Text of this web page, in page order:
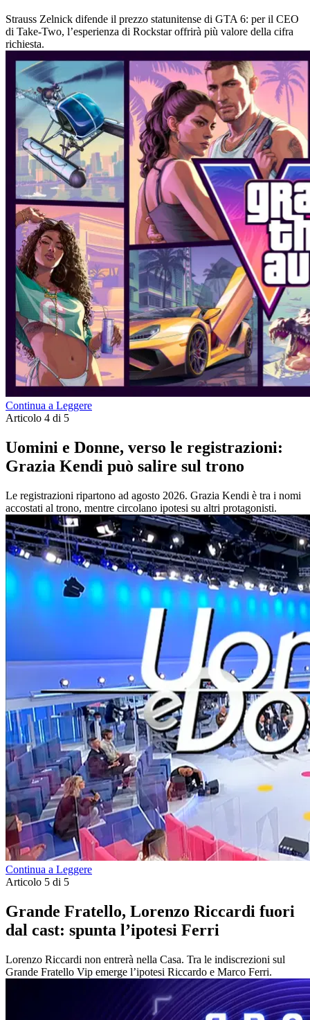
Strauss Zelnick difende il prezzo statunitense di GTA 6: per il CEO
di Take-Two, l’esperienza di Rockstar offrirà più valore della cifra
richiesta.
Continua a Leggere
Articolo 4 di 5
Uomini e Donne, verso le registrazioni:
Grazia Kendi può salire sul trono
Le registrazioni ripartono ad agosto 2026. Grazia Kendi è tra i nomi
accostati al trono, mentre circolano ipotesi su altri protagonisti.
Continua a Leggere
Articolo 5 di 5
Grande Fratello, Lorenzo Riccardi fuori
dal cast: spunta l’ipotesi Ferri
Lorenzo Riccardi non entrerà nella Casa. Tra le indiscrezioni sul
Grande Fratello Vip emerge l’ipotesi Riccardo e Marco Ferri.